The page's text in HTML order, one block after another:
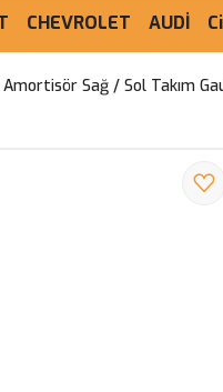
CHEVROLET AUDİ
Sağ / Sol Takım